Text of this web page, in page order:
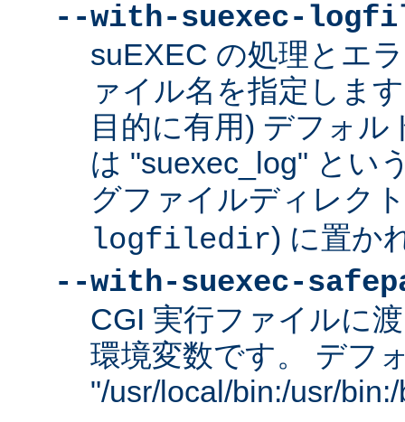
--with-suexec-
suEXEC の処理とエ
ァイル名を指定しま
目的に有用) デフォ
は "suexec_log" とい
グファイルディレク
logfiledir) に置か
--with-suexec-
CGI 実行ファイルに
環境変数です。 デフ
"/usr/local/bin:/usr/